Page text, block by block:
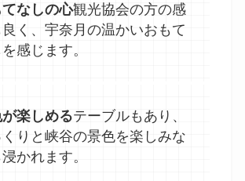
なしの心観光協会の方の感
良く、宇奈月の温かいおもて
感じます。
楽しめるテーブルもあり、
りと峡谷の景色を楽しみな
かれます。